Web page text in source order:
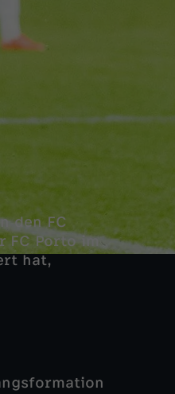
den FC
FC Porto im
hat,